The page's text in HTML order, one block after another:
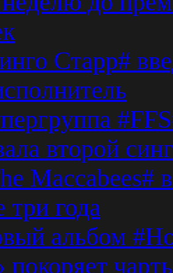
Старр#
второй
Maccabees#
три года
альбом
покоряет